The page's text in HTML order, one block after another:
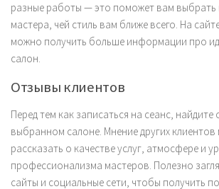
разные работы — это поможет вам выбрать
мастера, чей стиль вам ближе всего. На
можно получить больше информации про
салон.
Отзывы клиентов
Перед тем как записаться на сеанс, найдите
выбранном салоне. Мнение других
рассказать о качестве услуг, атмосфере и
профессионализма мастеров. Полезно
сайты и социальные сети, чтобы получить